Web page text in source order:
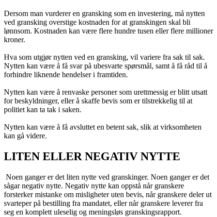
Dersom man vurderer en gransking som en investering, må nytten
ved gransking overstige kostnaden for at granskingen skal bli
lønnsom. Kostnaden kan være flere hundre tusen eller flere millioner
kroner.
Hva som utgjør nytten ved en gransking, vil variere fra sak til sak.
Nytten kan være å få svar på ubesvarte spørsmål, samt å få råd til å
forhindre liknende hendelser i framtiden.
Nytten kan være å renvaske personer som urettmessig er blitt utsatt
for beskyldninger, eller å skaffe bevis som er tilstrekkelig til at
politiet kan ta tak i saken.
Nytten kan være å få avsluttet en betent sak, slik at virksomheten
kan gå videre.
LITEN ELLER NEGATIV NYTTE
Noen ganger er det liten nytte ved granskinger. Noen ganger er det
sågar negativ nytte. Negativ nytte kan oppstå når granskere
forsterker mistanke om misligheter uten bevis, når granskere deler ut
svarteper på bestilling fra mandatet, eller når granskere leverer fra
seg en komplett uleselig og meningsløs granskingsrapport.